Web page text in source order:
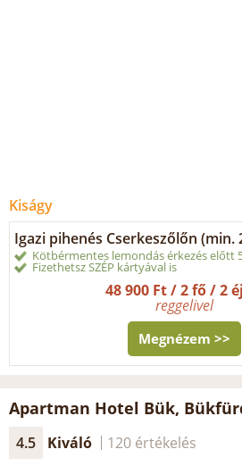
Kiságy
Igazi pihenés Cserkeszőlőn (min.
Kötbérmentes lemondás érkezés előtt
Fizethetsz SZÉP kártyával is
48 900 Ft / 2 fő / 2
reggelivel
Megnézem >>
Apartman Hotel Bük,
4.5 Kiváló 120 értékelés